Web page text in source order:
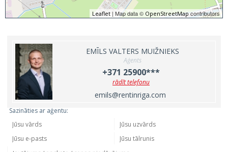
Leaflet | Map data © OpenStreetMapcontributors
EMĪLS VALTERS MUIŽNIEKS
Aģents
+371 25900***
rādīt telefonu
emils@rentinriga.com
Sazināties ar aģentu: